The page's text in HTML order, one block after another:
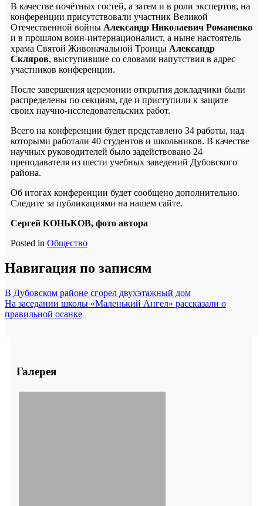
В качестве почётных гостей, а затем и в роли экспертов, на
конференции присутствовали участник Великой
Отечественной войны Александр Николаевич Романенко
и в прошлом воин-интернационалист, а ныне настоятель
храма Святой Живоначальной Троицы Александр
Скляров, выступившие со словами напутствия в адрес
участников конференции.
После завершения церемонии открытия докладчики были
распределены по секциям, где и приступили к защите
своих научно-исследовательских работ.
Всего на конференции будет представлено 34 работы, над
которыми работали 40 студентов и школьников. В качестве
научных руководителей было задействовано 24
преподавателя из шести учебных заведений Дубовского
района.
Об итогах конференции будет сообщено дополнительно.
Следите за публикациями на нашем сайте.
Сергей КОНЬКОВ, фото автора
Posted in Общество
Навигация по записям
В Дубовском районе сгорел двухэтажный дом
На заседании школы «Маленький Ангел» рассказали о
правильной осанке
Галерея